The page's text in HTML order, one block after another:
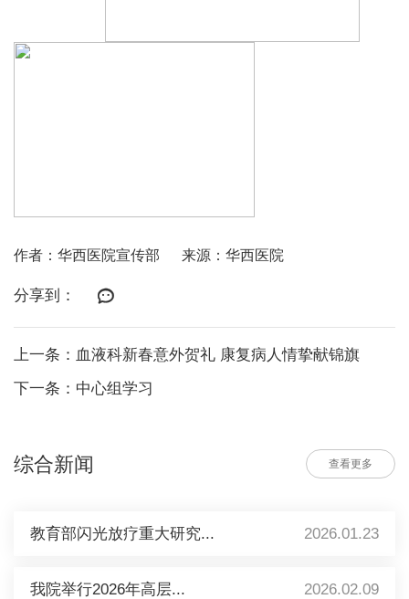
作者：华西医院宣传部 来源：华西医院
分享到：
上一条：血液科新春意外贺礼 康复病人情挚献锦旗
下一条：中心组学习
综合新闻 查看更多
教育部闪光放疗重大研究... 2026.01.23
我院举行2026年高层... 2026.02.09